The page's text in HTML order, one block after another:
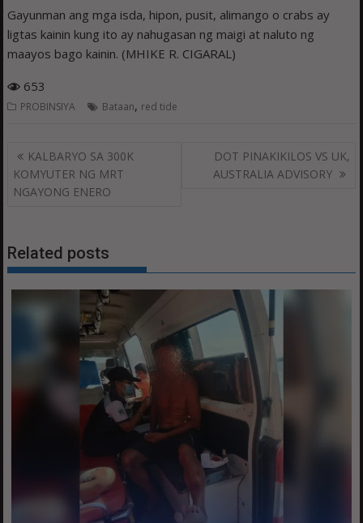
Gayunman ang mga isda, hipon, pusit, alimango o crabs ay
ligtas kainin kung ito ay nahugasan ng maigi at naluto ng
maayos bago kainin. (MHIKE R. CIGARAL)
653
PROBINSIYA Bataan, red tide
Post
navigation
KALBARYO SA 300K
KOMYUTER NG MRT
NGAYONG ENERO
DOT PINAKIKILOS VS UK,
AUSTRALIA ADVISORY
Related posts